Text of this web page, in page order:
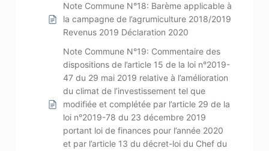
Note Commune N°18: Barème applicable à
la campagne de l’agrumiculture 2018/2019
Revenus 2019 Déclaration 2020
Note Commune N°19: Commentaire des
dispositions de l’article 15 de la loi n°2019-
47 du 29 mai 2019 relative à l’amélioration
du climat de l’investissement tel que
modifiée et complétée par l’article 29 de la
loi n°2019-78 du 23 décembre 2019
portant loi de finances pour l’année 2020
et par l’article 13 du décret-loi du Chef du